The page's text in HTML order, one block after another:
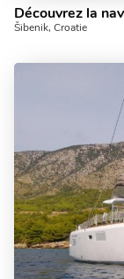
Šibenik, Croatie